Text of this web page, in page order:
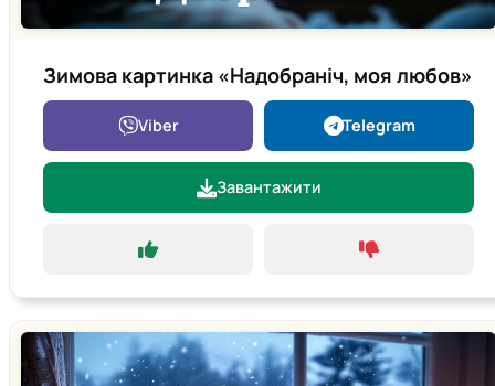
Зимова картинка «Надобраніч, моя любов»
Viber Telegram
Завантажити